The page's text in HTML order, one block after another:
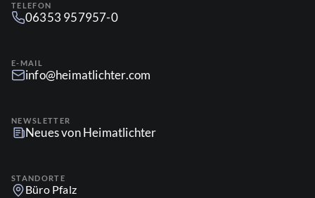
TELEFON
06353 957957-0
E-MAIL
info@heimatlichter.com
NEWSLETTER
Neues von Heimatlichter
STANDORTE
Büro Pfalz